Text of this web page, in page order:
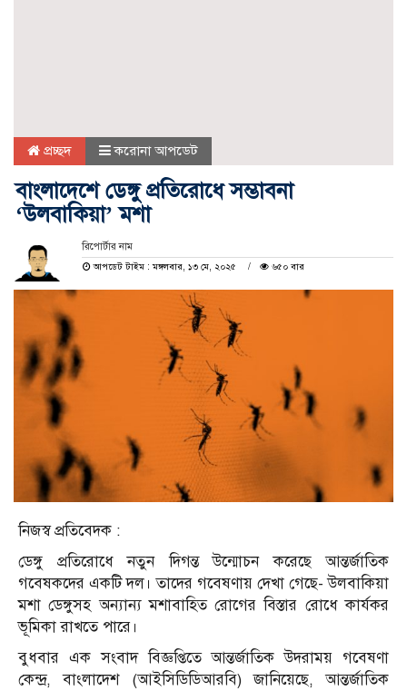
প্রচ্ছদ করোনা আপডেট
বাংলাদেশে ডেঙ্গু প্রতিরোধে সম্ভাবনা
‘উলবাকিয়া’ মশা
রিপোর্টার নাম
আপডেট টাইম : মঙ্গলবার, ১৩ মে, ২০২৫
৬৫০ বার
নিজস্ব প্রতিবেদক :
ডেঙ্গু প্রতিরোধে নতুন দিগন্ত উন্মোচন করেছে আন্তর্জাতিক
গবেষকদের একটি দল। তাদের গবেষণায় দেখা গেছে- উলবাকিয়া
মশা ডেঙ্গুসহ অন্যান্য মশাবাহিত রোগের বিস্তার রোধে কার্যকর
ভূমিকা রাখতে পারে।
বুধবার এক সংবাদ বিজ্ঞপ্তিতে আন্তর্জাতিক উদরাময় গবেষণা
কেন্দ্র, বাংলাদেশ (আইসিডিডিআরবি) জানিয়েছে, আন্তর্জাতিক